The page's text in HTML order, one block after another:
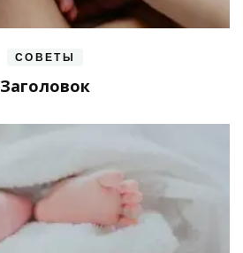
СОВЕТЫ
Заголовок